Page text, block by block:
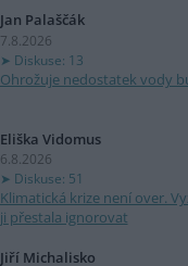
Jan Palaščák
7.8.2026
Diskuse: 13
Ohrožuje nedostatek vody
Eliška Vidomus
6.8.2026
Diskuse: 51
Klimatická krize není over.
ji přestala ignorovat
Jiří Michalisko